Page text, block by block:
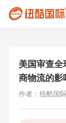
美国审查全
商物流的影
作者：纽酷国